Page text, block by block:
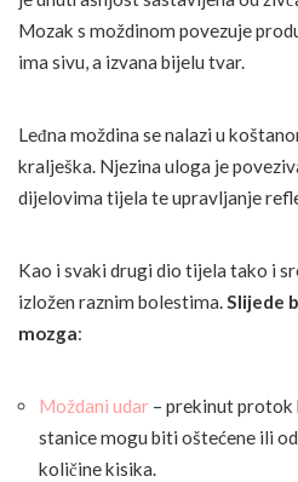
Mozak s moždinom povezuje
ima sivu, a izvana bijelu tvar.
Leđna moždina se nalazi u
kralješka. Njezina uloga je
dijelovima tijela te upravljanje
Kao i svaki drugi dio tijela tako i
izložen raznim bolestima.Slijede
mozga:
Moždani udar – prekinut protok
stanice mogu biti oštećene ili
količine kisika.